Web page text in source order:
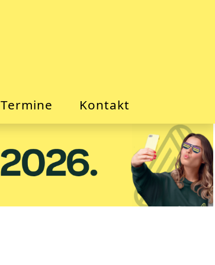
Termine Kontakt